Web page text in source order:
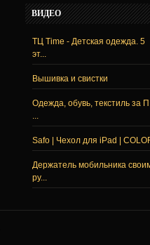
ВИДЕО
ТЦ Time - Детская одежда. 5
эт...
Вышивка и свистки
Одежда, обувь, текстиль за
...
Safo | Чехол для iPad |
Держатель мобильника
ру...